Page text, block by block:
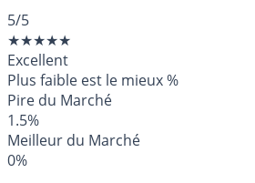
5/5
★★★★★
Excellent
Plus faible est le mieux%
Pire du Marché
1.5%
Meilleur du Marché
0%